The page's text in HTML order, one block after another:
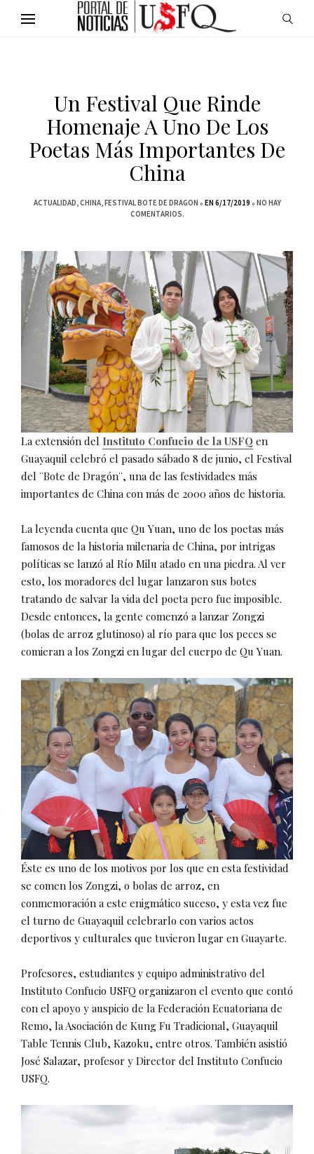
Un Festival Que Rinde
Homenaje A Uno De Los
Poetas Más Importantes De
China
ACTUALIDAD CHINA FESTIVAL BOTE DE DRAGON EN 6/17/2019
NO HAY
COMENTARIOS.
La extensión del Instituto Confucio de la USFQ en
Guayaquil celebró el pasado sábado 8 de junio, el Festival
del ¨Bote de Dragón¨, una de las festividades más
importantes de China con más de 2000 años de historia.
La leyenda cuenta que Qu Yuan, uno de los poetas más
famosos de la historia milenaria de China, por intrigas
políticas se lanzó al Río Milu atado en una piedra. Al ver
esto, los moradores del lugar lanzaron sus botes
tratando de salvar la vida del poeta pero fue imposible.
Desde entonces, la gente comenzó a lanzar Zongzi
(bolas de arroz glutinoso) al río para que los peces se
comieran a los Zongzi en lugar del cuerpo de Qu Yuan.
Éste es uno de los motivos por los que en esta festividad
se comen los Zongzi, o bolas de arroz, en
conmemoración a este enigmático suceso, y esta vez fue
el turno de Guayaquil celebrarlo con varios actos
deportivos y culturales que tuvieron lugar en Guayarte.
Profesores, estudiantes y equipo administrativo del
Instituto Confucio USFQ organizaron el evento que contó
con el apoyo y auspicio de la Federación Ecuatoriana de
Remo, la Asociación de Kung Fu Tradicional, Guayaquil
Table Tennis Club, Kazoku, entre otros. También asistió
José Salazar, profesor y Director del Instituto Confucio
USFQ.